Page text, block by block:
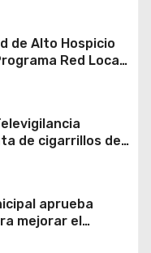
de Alto Hospicio
Red Local
de cigarrillos de
y permite
más de 3 mil
aprueba
mejorar el
del sector El